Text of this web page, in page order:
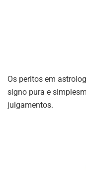
Os peritos em
signo pura e
julgamentos.